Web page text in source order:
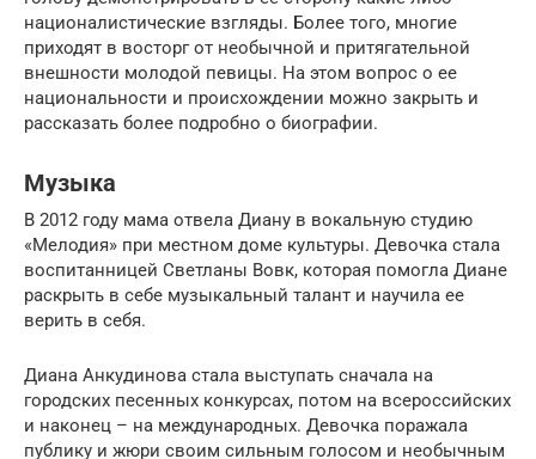
националистические взгляды. Более того, многие
приходят в восторг от необычной и притягательной
внешности молодой певицы. На этом вопрос о ее
национальности и происхождении можно закрыть и
рассказать более подробно о биографии.
Музыка
В 2012 году мама отвела Диану в вокальную студию
«Мелодия» при местном доме культуры. Девочка стала
воспитанницей Светланы Вовк, которая помогла Диане
раскрыть в себе музыкальный талант и научила ее
верить в себя.
Диана Анкудинова стала выступать сначала на
городских песенных конкурсах, потом на всероссийских
и наконец – на международных. Девочка поражала
публику и жюри своим сильным голосом и необычным